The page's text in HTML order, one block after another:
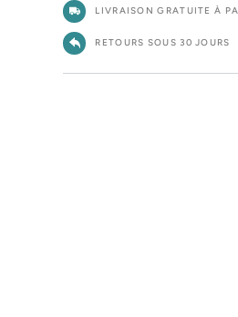
LIVRAISON GRATUITE À
RETOURS SOUS 30 JOURS